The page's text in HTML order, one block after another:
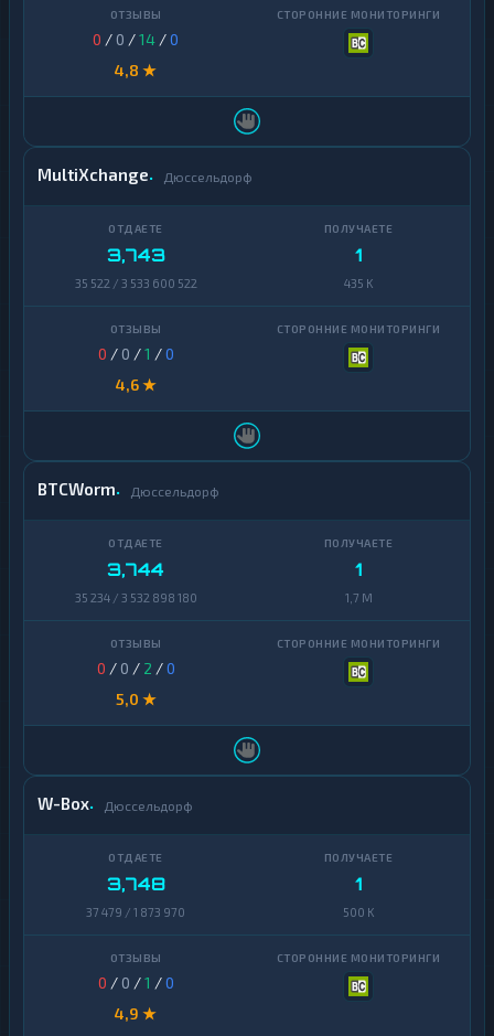
0 / 0 /14 /0
4,8 ★
MultiXchange Дюссельдорф
3,743
35 522 / 3 533 600 522
1
435 K
0 / 0 /1 /0
4,6 ★
BTCWorm Дюссельдорф
3,744
35 234 / 3 532 898 180
1
1,7 M
0 / 0 / 2 /0
5,0 ★
W-Box Дюссельдорф
3,748
37 479 / 1 873 970
1
500 K
0 / 0 /1 /0
4,9 ★